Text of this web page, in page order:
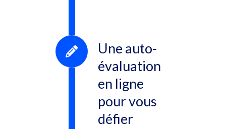
Une auto-
évaluation
en ligne
pour vous
défier